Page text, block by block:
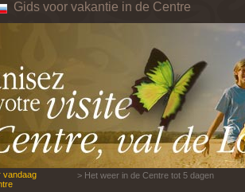
Gids voor vakantie in de Centre
vandaag
> Het weer in de Centre tot 5 dagen